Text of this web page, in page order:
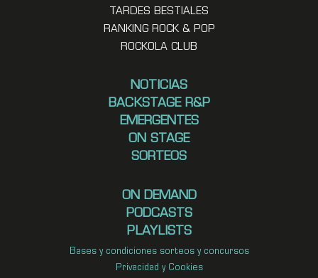
TARDES BESTIALES
RANKING ROCK & POP
ROCKOLA CLUB
NOTICIAS
BACKSTAGE R&P
EMERGENTES
ON STAGE
SORTEOS
ON DEMAND
PODCASTS
PLAYLISTS
Bases y condiciones sorteos y concursos
Privacidad y Cookies